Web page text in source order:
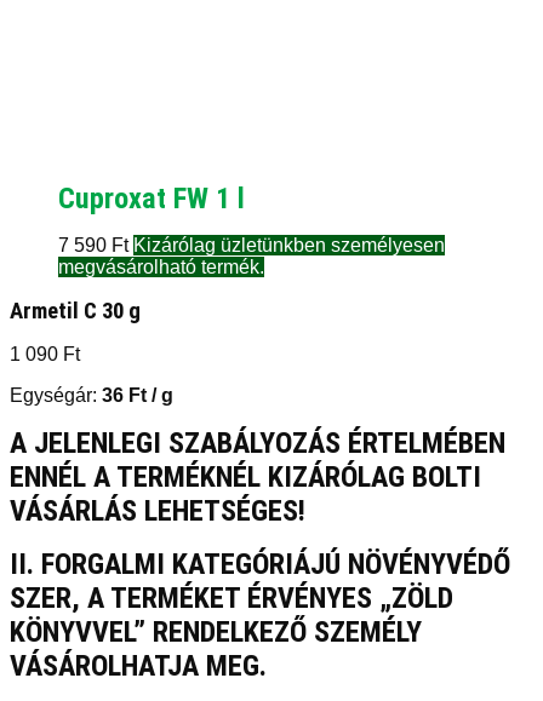
Cuproxat FW 1 l
7 590 Ft Kizárólag üzletünkben személyesen
megvásárolható termék.
Armetil C 30 g
1 090 Ft
Egységár: 36 Ft / g
A JELENLEGI SZABÁLYOZÁS ÉRTELMÉBEN
ENNÉL A TERMÉKNÉL KIZÁRÓLAG BOLTI
VÁSÁRLÁS LEHETSÉGES!
II. FORGALMI KATEGÓRIÁJÚ NÖVÉNYVÉDŐ
SZER, A TERMÉKET ÉRVÉNYES „ZÖLD
KÖNYVVEL” RENDELKEZŐ SZEMÉLY
VÁSÁROLHATJA MEG.